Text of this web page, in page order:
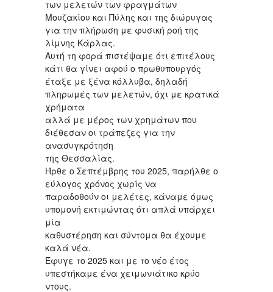
των μελετών των φραγμάτων
Μουζακίου και Πύλης και της διώρυγας
για την πλήρωση με φυσική ροή της
λίμνης Κάρλας.
Αυτή τη φορά πιστέψαμε ότι επιτέλους
κάτι θα γίνει αφού ο πρωθυπουργός
έταξε με ξένα κόλλυβα, δηλαδή
πληρωμές των μελετών, όχι με κρατικά
χρήματα
αλλά με μέρος των χρημάτων που
διέθεσαν οι τράπεζες για την
ανασυγκρότηση
της Θεσσαλίας.
Ήρθε ο Σεπτέμβρης του 2025, παρήλθε ο
εύλογος χρόνος χωρίς να
παραδοθούν οι μελέτες, κάναμε όμως
υπομονή εκτιμώντας ότι απλά υπάρχει
μία
καθυστέρηση και σύντομα θα έχουμε
καλά νέα.
Έφυγε το 2025 και με το νέο έτος
υπεστήκαμε ένα χειμωνιάτικο κρύο
ντους.